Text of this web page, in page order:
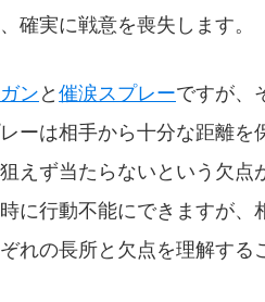
確実に戦意を喪失します。
ンと催涙スプレーですが、
ーは相手から十分な距離
えず当たらないという欠
に行動不能にできますが、
れの長所と欠点を理解す